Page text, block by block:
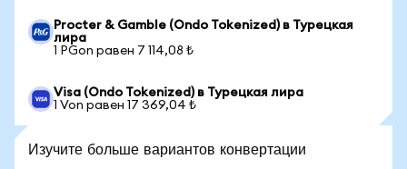
Procter & Gamble (Ondo Tokenized) в Турецкая
лира
1 PGon равен 7 114,08 ₺
Visa (Ondo Tokenized) в Турецкая лира
1 Von равен 17 369,04 ₺
Изучите больше вариантов конвертации